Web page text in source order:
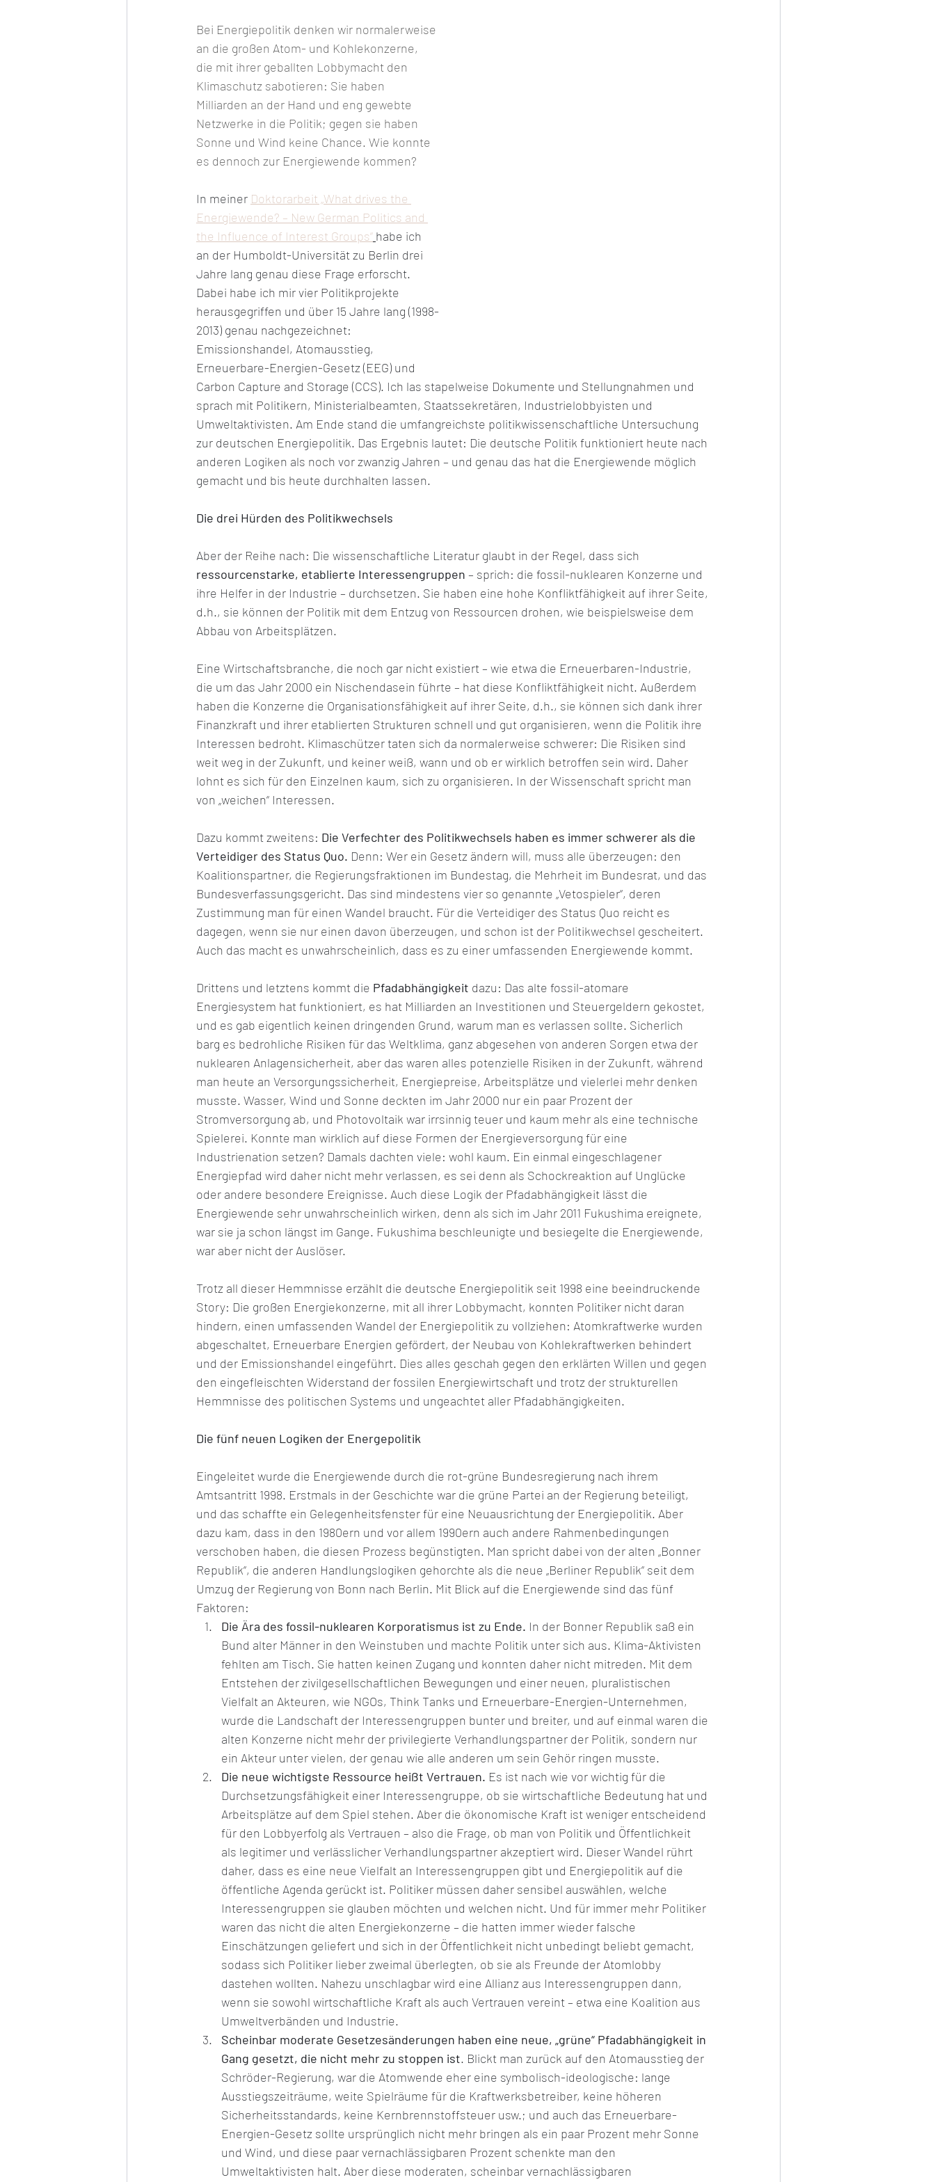
Bei Energiepolitik denken wir normalerweise
an die großen Atom- und Kohlekonzerne,
die mit ihrer geballten Lobbymacht den
Klimaschutz sabotieren: Sie haben
Milliarden an der Hand und eng gewebte
Netzwerke in die Politik; gegen sie haben
Sonne und Wind keine Chance. Wie konnte
es dennoch zur Energiewende kommen?
In meiner Doktorarbeit „What drives the
Energiewende? – New German Politics and
the Influence of Interest Groups“ habe ich
an der Humboldt-Universität zu Berlin drei
Jahre lang genau diese Frage erforscht.
Dabei habe ich mir vier Politikprojekte
herausgegriffen und über 15 Jahre lang (1998-
2013) genau nachgezeichnet:
Emissionshandel, Atomausstieg,
Erneuerbare-Energien-Gesetz (EEG) und
Carbon Capture and Storage (CCS). Ich las stapelweise Dokumente und Stellungnahmen und
sprach mit Politikern, Ministerialbeamten, Staatssekretären, Industrielobbyisten und
Umweltaktivisten. Am Ende stand die umfangreichste politikwissenschaftliche Untersuchung
zur deutschen Energiepolitik. Das Ergebnis lautet: Die deutsche Politik funktioniert heute nach
anderen Logiken als noch vor zwanzig Jahren – und genau das hat die Energiewende möglich
gemacht und bis heute durchhalten lassen.
Die drei Hürden des Politikwechsels
Aber der Reihe nach: Die wissenschaftliche Literatur glaubt in der Regel, dass sich
ressourcenstarke, etablierte Interessengruppen – sprich: die fossil-nuklearen Konzerne und
ihre Helfer in der Industrie – durchsetzen. Sie haben eine hohe Konfliktfähigkeit auf ihrer Seite,
d.h., sie können der Politik mit dem Entzug von Ressourcen drohen, wie beispielsweise dem
Abbau von Arbeitsplätzen.
Eine Wirtschaftsbranche, die noch gar nicht existiert – wie etwa die Erneuerbaren-Industrie,
die um das Jahr 2000 ein Nischendasein führte – hat diese Konfliktfähigkeit nicht. Außerdem
haben die Konzerne die Organisationsfähigkeit auf ihrer Seite, d.h., sie können sich dank ihrer
Finanzkraft und ihrer etablierten Strukturen schnell und gut organisieren, wenn die Politik ihre
Interessen bedroht. Klimaschützer taten sich da normalerweise schwerer: Die Risiken sind
weit weg in der Zukunft, und keiner weiß, wann und ob er wirklich betroffen sein wird. Daher
lohnt es sich für den Einzelnen kaum, sich zu organisieren. In der Wissenschaft spricht man
von „weichen“ Interessen.
Dazu kommt zweitens: Die Verfechter des Politikwechsels haben es immer schwerer als die
Verteidiger des Status Quo. Denn: Wer ein Gesetz ändern will, muss alle überzeugen: den
Koalitionspartner, die Regierungsfraktionen im Bundestag, die Mehrheit im Bundesrat, und das
Bundesverfassungsgericht. Das sind mindestens vier so genannte „Vetospieler“, deren
Zustimmung man für einen Wandel braucht. Für die Verteidiger des Status Quo reicht es
dagegen, wenn sie nur einen davon überzeugen, und schon ist der Politikwechsel gescheitert.
Auch das macht es unwahrscheinlich, dass es zu einer umfassenden Energiewende kommt.
Drittens und letztens kommt die Pfadabhängigkeit dazu: Das alte fossil-atomare
Energiesystem hat funktioniert, es hat Milliarden an Investitionen und Steuergeldern gekostet,
und es gab eigentlich keinen dringenden Grund, warum man es verlassen sollte. Sicherlich
barg es bedrohliche Risiken für das Weltklima, ganz abgesehen von anderen Sorgen etwa der
nuklearen Anlagensicherheit, aber das waren alles potenzielle Risiken in der Zukunft, während
man heute an Versorgungssicherheit, Energiepreise, Arbeitsplätze und vielerlei mehr denken
musste. Wasser, Wind und Sonne deckten im Jahr 2000 nur ein paar Prozent der
Stromversorgung ab, und Photovoltaik war irrsinnig teuer und kaum mehr als eine technische
Spielerei. Konnte man wirklich auf diese Formen der Energieversorgung für eine
Industrienation setzen? Damals dachten viele: wohl kaum. Ein einmal eingeschlagener
Energiepfad wird daher nicht mehr verlassen, es sei denn als Schockreaktion auf Unglücke
oder andere besondere Ereignisse. Auch diese Logik der Pfadabhängigkeit lässt die
Energiewende sehr unwahrscheinlich wirken, denn als sich im Jahr 2011 Fukushima ereignete,
war sie ja schon längst im Gange. Fukushima beschleunigte und besiegelte die Energiewende,
war aber nicht der Auslöser.
Trotz all dieser Hemmnisse erzählt die deutsche Energiepolitik seit 1998 eine beeindruckende
Story: Die großen Energiekonzerne, mit all ihrer Lobbymacht, konnten Politiker nicht daran
hindern, einen umfassenden Wandel der Energiepolitik zu vollziehen: Atomkraftwerke wurden
abgeschaltet, Erneuerbare Energien gefördert, der Neubau von Kohlekraftwerken behindert
und der Emissionshandel eingeführt. Dies alles geschah gegen den erklärten Willen und gegen
den eingefleischten Widerstand der fossilen Energiewirtschaft und trotz der strukturellen
Hemmnisse des politischen Systems und ungeachtet aller Pfadabhängigkeiten.
Die fünf neuen Logiken der Energepolitik
Eingeleitet wurde die Energiewende durch die rot-grüne Bundesregierung nach ihrem
Amtsantritt 1998. Erstmals in der Geschichte war die grüne Partei an der Regierung beteiligt,
und das schaffte ein Gelegenheitsfenster für eine Neuausrichtung der Energiepolitik. Aber
dazu kam, dass in den 1980ern und vor allem 1990ern auch andere Rahmenbedingungen
verschoben haben, die diesen Prozess begünstigten. Man spricht dabei von der alten „Bonner
Republik“, die anderen Handlungslogiken gehorchte als die neue „Berliner Republik“ seit dem
Umzug der Regierung von Bonn nach Berlin. Mit Blick auf die Energiewende sind das fünf
Faktoren:
Die Ära des fossil-nuklearen Korporatismus ist zu Ende. In der Bonner Republik saß ein
Bund alter Männer in den Weinstuben und machte Politik unter sich aus. Klima-Aktivisten
fehlten am Tisch. Sie hatten keinen Zugang und konnten daher nicht mitreden. Mit dem
Entstehen der zivilgesellschaftlichen Bewegungen und einer neuen, pluralistischen
Vielfalt an Akteuren, wie NGOs, Think Tanks und Erneuerbare-Energien-Unternehmen,
wurde die Landschaft der Interessengruppen bunter und breiter, und auf einmal waren die
alten Konzerne nicht mehr der privilegierte Verhandlungspartner der Politik, sondern nur
ein Akteur unter vielen, der genau wie alle anderen um sein Gehör ringen musste.
Die neue wichtigste Ressource heißt Vertrauen. Es ist nach wie vor wichtig für die
Durchsetzungsfähigkeit einer Interessengruppe, ob sie wirtschaftliche Bedeutung hat und
Arbeitsplätze auf dem Spiel stehen. Aber die ökonomische Kraft ist weniger entscheidend
für den Lobbyerfolg als Vertrauen – also die Frage, ob man von Politik und Öffentlichkeit
als legitimer und verlässlicher Verhandlungspartner akzeptiert wird. Dieser Wandel rührt
daher, dass es eine neue Vielfalt an Interessengruppen gibt und Energiepolitik auf die
öffentliche Agenda gerückt ist. Politiker müssen daher sensibel auswählen, welche
Interessengruppen sie glauben möchten und welchen nicht. Und für immer mehr Politiker
waren das nicht die alten Energiekonzerne – die hatten immer wieder falsche
Einschätzungen geliefert und sich in der Öffentlichkeit nicht unbedingt beliebt gemacht,
sodass sich Politiker lieber zweimal überlegten, ob sie als Freunde der Atomlobby
dastehen wollten. Nahezu unschlagbar wird eine Allianz aus Interessengruppen dann,
wenn sie sowohl wirtschaftliche Kraft als auch Vertrauen vereint – etwa eine Koalition aus
Umweltverbänden und Industrie.
Scheinbar moderate Gesetzesänderungen haben eine neue, „grüne“ Pfadabhängigkeit in
Gang gesetzt, die nicht mehr zu stoppen ist. Blickt man zurück auf den Atomausstieg der
Schröder-Regierung, war die Atomwende eher eine symbolisch-ideologische: lange
Ausstiegszeiträume, weite Spielräume für die Kraftwerksbetreiber, keine höheren
Sicherheitsstandards, keine Kernbrennstoffsteuer usw.; und auch das Erneuerbare-
Energien-Gesetz sollte ursprünglich nicht mehr bringen als ein paar Prozent mehr Sonne
und Wind, und diese paar vernachlässigbaren Prozent schenkte man den
Umweltaktivisten halt. Aber diese moderaten, scheinbar vernachlässigbaren